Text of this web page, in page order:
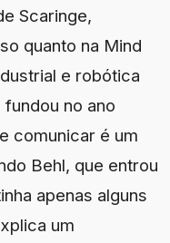
Scaringe,
quanto na Mind
e robótica
no ano
comunicar é um
Behl, que entrou
apenas alguns
um